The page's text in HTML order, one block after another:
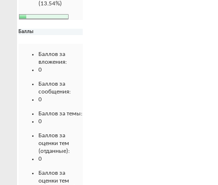
(13.54%)
Баллы
Баллов за
вложения:
0
Баллов за
сообщения:
0
Баллов за темы:
0
Баллов за
оценки тем
(отданные):
0
Баллов за
оценки тем